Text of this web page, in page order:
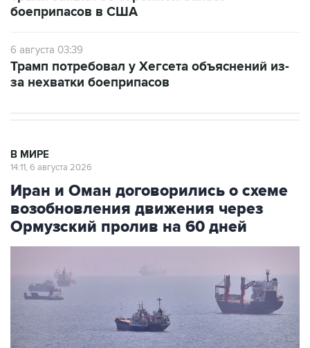
6 августа 03:39
за нехватки боеприпасов
Иран и Оман договорились о схеме
возобновления движения через
Ормузский пролив на 60 дней